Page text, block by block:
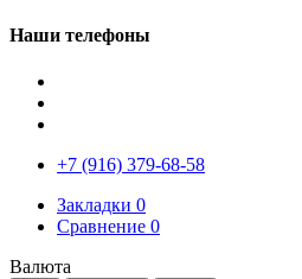
Наши телефоны
+7 (916) 379-68-58
Закладки 0
Сравнение 0
Валюта